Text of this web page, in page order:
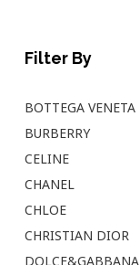
Filter By
BOTTEGA VENETA
BURBERRY
CELINE
CHANEL
CHLOE
CHRISTIAN DIOR
DOLCE&GABBANA